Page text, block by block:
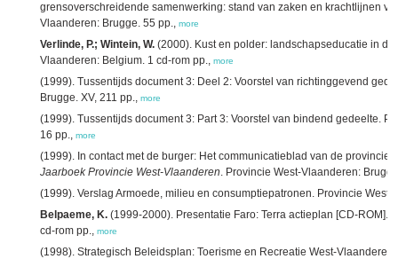
grensoverschreidende samenwerking: stand van zaken en krachtlijnen
Vlaanderen: Brugge. 55 pp., more
Verlinde, P.; Wintein, W. (2000). Kust en polder: landschapseducatie in
Vlaanderen: Belgium. 1 cd-rom pp., more
(1999). Tussentijds document 3: Deel 2: Voorstel van richtinggevend
Brugge. XV, 211 pp., more
(1999). Tussentijds document 3: Part 3: Voorstel van bindend gedeelte.
16 pp., more
(1999). In contact met de burger: Het communicatieblad van de provincie
Jaarboek Provincie West-Vlaanderen. Provincie West-Vlaanderen:
(1999). Verslag Armoede, milieu en consumptiepatronen. Provincie
Belpaeme, K. (1999-2000). Presentatie Faro: Terra actieplan [CD-ROM].
cd-rom pp., more
(1998). Strategisch Beleidsplan: Toerisme en Recreatie West-